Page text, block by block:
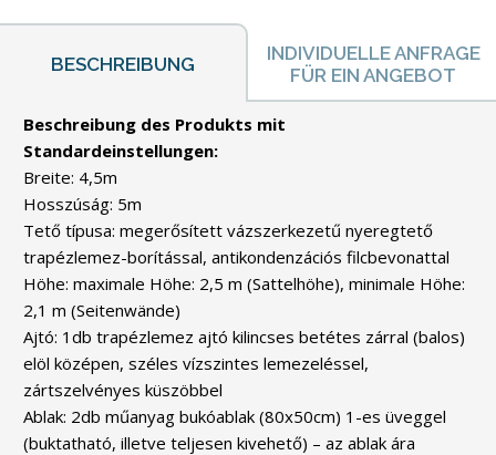
BESCHREIBUNG
INDIVIDUELLE ANFRAGE
FÜR EIN ANGEBOT
Beschreibung des Produkts mit
Standardeinstellungen:
Breite: 4,5m
Hosszúság: 5m
Tető típusa: megerősített vázszerkezetű nyeregtető
trapézlemez-borítással, antikondenzációs filcbevonattal
Höhe: maximale Höhe: 2,5 m (Sattelhöhe), minimale Höhe:
2,1 m (Seitenwände)
Ajtó: 1db trapézlemez ajtó kilincses betétes zárral (balos)
elöl középen, széles vízszintes lemezeléssel,
zártszelvényes küszöbbel
Ablak: 2db műanyag bukóablak (80x50cm) 1-es üveggel
(buktatható, illetve teljesen kivehető) – az ablak ára